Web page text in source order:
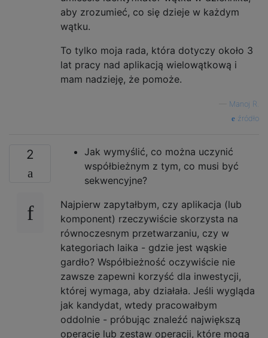
aby zrozumieć, co się dzieje w każdym
wątku.
To tylko moja rada, która dotyczy około 3
lat pracy nad aplikacją wielowątkową i
mam nadzieję, że pomoże.
Manoj R.
źródło
2
Jak wymyślić, co można uczynić
współbieżnym z tym, co musi być
sekwencyjne?
Najpierw zapytałbym, czy aplikacja (lub
komponent) rzeczywiście skorzysta na
równoczesnym przetwarzaniu, czy w
kategoriach laika - gdzie jest wąskie
gardło? Współbieżność oczywiście nie
zawsze zapewni korzyść dla inwestycji,
której wymaga, aby działała. Jeśli wygląda
jak kandydat, wtedy pracowałbym
oddolnie - próbując znaleźć największą
operację lub zestaw operacji, które mogą